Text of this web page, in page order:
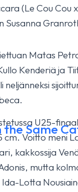
(Le Cou Cou
Susanna
Matas
Kenderiä ja
neljänneksi
U25-
cm. Voitto meni
kakkossija
mutta
Lotta
the Same
HX
17, 2025